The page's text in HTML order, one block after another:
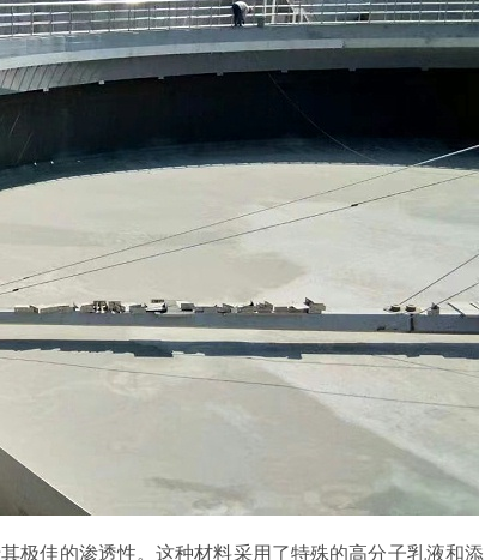
极佳的渗透性。这种材料采用了特殊的高分子乳液和添